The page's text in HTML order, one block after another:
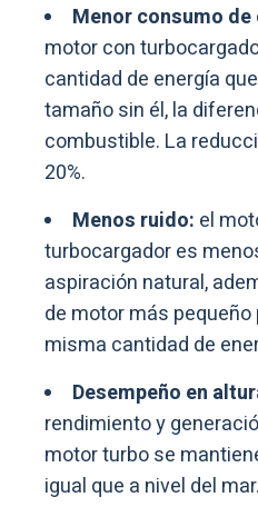
Menor consumo
motor con
cantidad de energía
tamaño sin él, la
combustible. La
20%.
Menos ruido: el
turbocargador es
aspiración natural,
de motor más pequeño
misma cantidad de
Desempeño en
rendimiento y
motor turbo se
igual que a nivel del mar.